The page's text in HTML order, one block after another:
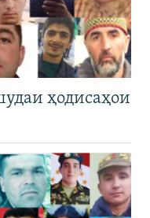
ҳодисаҳои